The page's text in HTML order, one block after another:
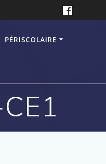
PÉRISCOLAIRE